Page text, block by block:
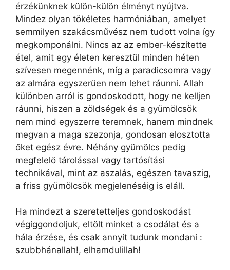
érzékünknek külön-külön élményt nyújtva.
Mindez olyan tökéletes harmóniában, amelyet
semmilyen szakácsművész nem tudott volna így
megkomponálni. Nincs az az ember-készítette
étel, amit egy életen keresztül minden héten
szívesen megennénk, míg a paradicsomra vagy
az almára egyszerűen nem lehet ráunni. Allah
különben arról is gondoskodott, hogy ne kelljen
ráunni, hiszen a zöldségek és a gyümölcsök
nem mind egyszerre teremnek, hanem mindnek
megvan a maga szezonja, gondosan elosztotta
őket egész évre. Néhány gyümölcs pedig
megfelelő tárolással vagy tartósítási
technikával, mint az aszalás, egészen tavaszig,
a friss gyümölcsök megjelenéséig is eláll.
Ha mindezt a szeretetteljes gondoskodást
végiggondoljuk, eltölt minket a csodálat és a
hála érzése, és csak annyit tudunk mondani :
szubbhánallah!, elhamdulillah!